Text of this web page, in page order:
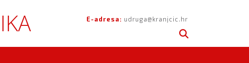
E-adresa: udruga@kranjcic.hr